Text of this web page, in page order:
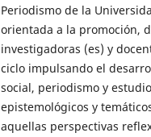
Periodismo de la
orientada a la promoción,
investigadoras (es) y
ciclo impulsando el
social, periodismo y
epistemológicos y
aquellas perspectivas